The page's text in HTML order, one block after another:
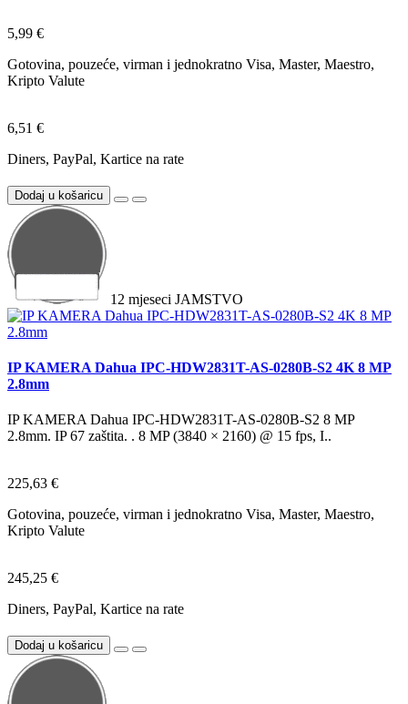
5,99 €
Gotovina, pouzeće, virman i jednokratno Visa, Master, Maestro,
Kripto Valute
6,51 €
Diners, PayPal, Kartice na rate
Dodaj u košaricu
12 mjeseci JAMSTVO
IP KAMERA Dahua IPC-HDW2831T-AS-0280B-S2 4K 8 MP
2.8mm
IP KAMERA Dahua IPC-HDW2831T-AS-0280B-S2 8 MP
2.8mm. IP 67 zaštita. . 8 MP (3840 × 2160) @ 15 fps, I..
225,63 €
Gotovina, pouzeće, virman i jednokratno Visa, Master, Maestro,
Kripto Valute
245,25 €
Diners, PayPal, Kartice na rate
Dodaj u košaricu